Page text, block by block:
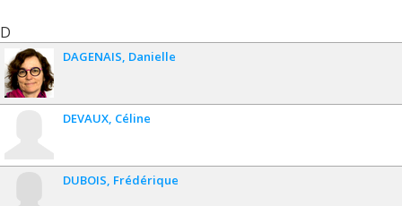
D
DAGENAIS Danielle
DEVAUX Céline
DUBOIS Frédérique